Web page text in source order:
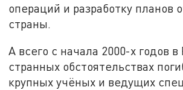
операций и разработку планов
страны.
А всего с начала 2000-х годов
странных обстоятельствах
крупных учёных и ведущих